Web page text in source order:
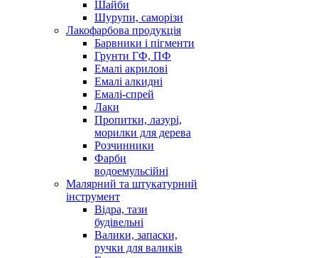
Шайби
Шурупи, саморізи
Лакофарбова продукція
Барвники і пігменти
Грунти ГФ, ПФ
Емалі акрилові
Емалі алкидні
Емалі-спрей
Лаки
Пропитки, лазурі,
морилки для дерева
Розчинники
Фарби
водоемульсійні
Малярний та штукатурний
інструмент
Відра, тази
будівельні
Валики, запаски,
ручки для валиків